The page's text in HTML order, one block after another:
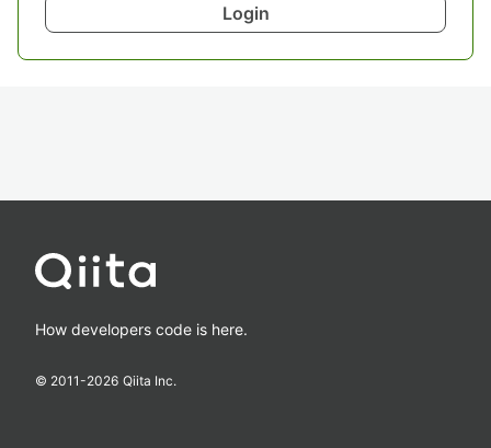
Login
How developers code is here.
© 2011-2026 Qiita Inc.